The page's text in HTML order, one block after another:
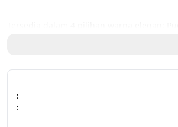
maupun acara formal syari.
:
: